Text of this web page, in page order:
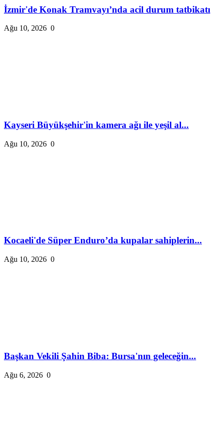
İzmir'de Konak Tramvayı’nda acil durum tatbikatı
Ağu 10, 2026 0
Kayseri Büyükşehir'in kamera ağı ile yeşil al...
Ağu 10, 2026 0
Kocaeli'de Süper Enduro’da kupalar sahiplerin...
Ağu 10, 2026 0
Başkan Vekili Şahin Biba: Bursa'nın geleceğin...
Ağu 6, 2026 0